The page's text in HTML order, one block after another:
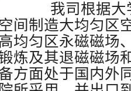
我司根据
间制造大均匀区
均匀区永磁磁场
炼及其退磁磁场
方面处于国内外